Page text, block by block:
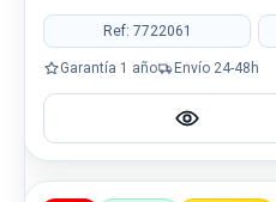
Ref: 7722061
Garantía 1 año Envío 24-48h